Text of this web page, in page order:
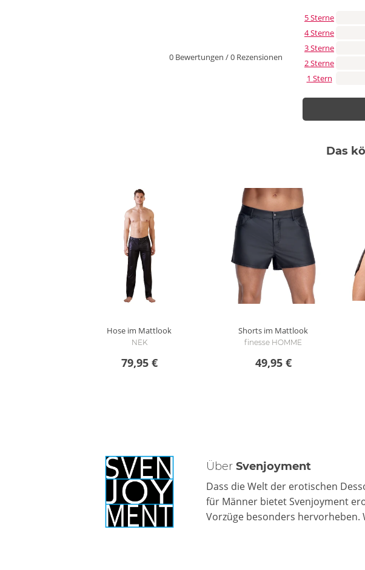
0 Bewertungen /0 Rezensionen
5 Sterne
4 Sterne
3 Sterne
2 Sterne
1 Stern
Das
Hose im Mattlook
NEK
79,95 €
Shorts im Mattlook
finesse HOMME
49,95 €
ÜberSvenjoyment
Dass die Welt der erotischen
für Männer bietet Svenjoyment
Vorzüge besonders hervorheben.